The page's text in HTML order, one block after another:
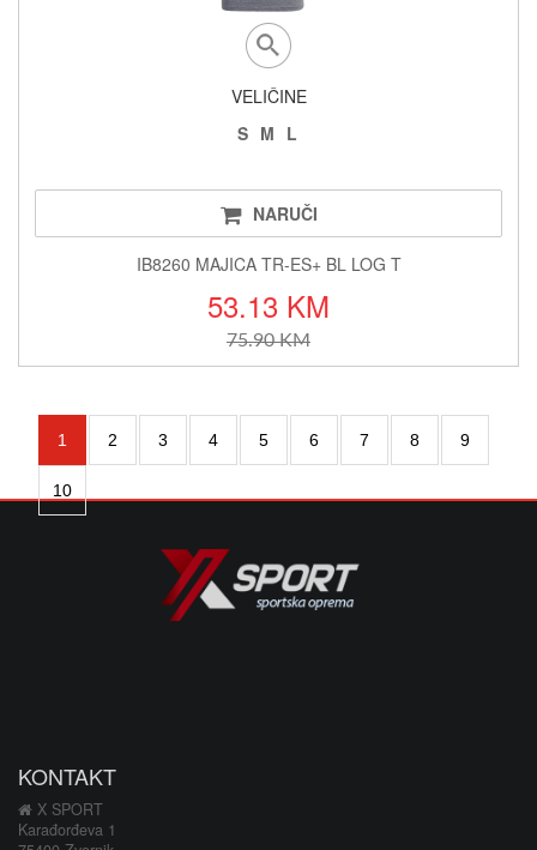
VELIČINE
S M L
NARUČI
IB8260 MAJICA TR-ES+ BL LOG T
53.13 KM
75.90 KM
1 2 3 4 5 6 7 8 9
10
KONTAKT
X SPORT
Karađorđeva 1